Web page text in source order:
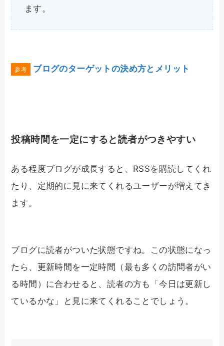
ます。
ブログのターゲットの決め方とメリット
投稿時間を一定にすると読者がつきやすい
ある程度ブログが成長すると、RSSを購読してくれ
たり、定期的に見に来てくれるユーザーが増えてき
ます。
ブログに読者がついた状態ですね。この状態になっ
たら、更新時間を一定時間（最も多くの訪問者がい
る時間）に合わせると、読者の方も「今日は更新し
ているかな」と見に来てくれることでしょう。